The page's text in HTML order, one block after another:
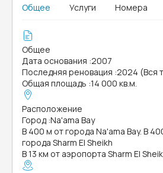
Общее Услуги Номера
Общее
Дата основания :2007
Последняя реновация :2024 (Вся
Общая площадь :14 000 кв.м.
Расположение
Город :Na'ama Bay
В 400 м от города Na'ama Bay. В
города Sharm El Sheikh
В 13 км от аэропорта Sharm El